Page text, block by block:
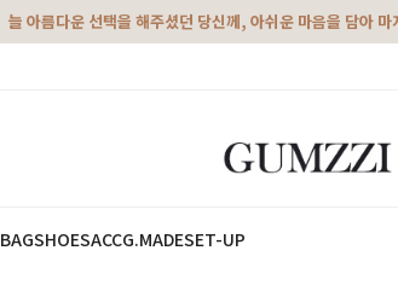
늘 아름다운 선택을 해주셨던 당신께, 아쉬운 마음을 담아
BAGSHOESACCG.MADESET-UP